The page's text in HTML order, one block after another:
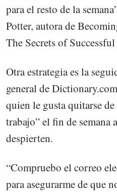
para el resto de la
Potter, autora de
The Secrets of
Otra estrategia es la
general de
quien le gusta quitarse
trabajo” el fin de semana
despierten.
“Compruebo el correo
para asegurarme de que